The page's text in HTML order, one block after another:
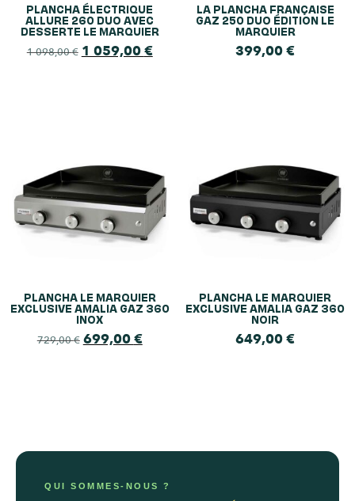
PLANCHA ÉLECTRIQUE
ALLURE 260 DUO AVEC
DESSERTE LE MARQUIER
1 098,00€ 1 059,00€
LA PLANCHA FRANÇAISE
GAZ 250 DUO ÉDITION LE
MARQUIER
399,00€
PLANCHA LE MARQUIER
EXCLUSIVE AMALIA GAZ 360
INOX
729,00€ 699,00€
PLANCHA LE MARQUIER
EXCLUSIVE AMALIA GAZ 360
NOIR
649,00€
QUI SOMMES-NOUS ?